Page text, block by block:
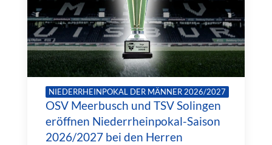
NIEDERRHEINPOKAL DER MÄNNER 2026/2027
OSV Meerbusch und TSV Solingen
eröffnen Niederrheinpokal-Saison
2026/2027 bei den Herren